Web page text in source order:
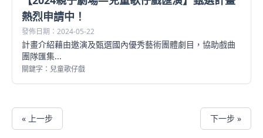
熱烈申請中！
發佈日期：2024-05-22
計畫介紹藉由邀演及甄選國內優秀藝術團體劇目，協助戲曲
團隊匯集...
關鍵字：兒童歌仔戲
« 上一步 下一步 »